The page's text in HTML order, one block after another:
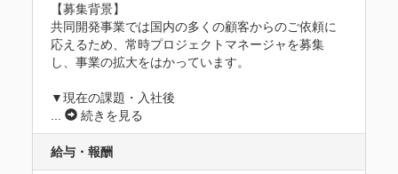
【募集背景】
共同開発事業では国内の多くの顧客からのご依頼に
応えるため、常時プロジェクトマネージャを募集
し、事業の拡大をはかっています。
▼現在の課題・入社後
続きを見る
給与・報酬